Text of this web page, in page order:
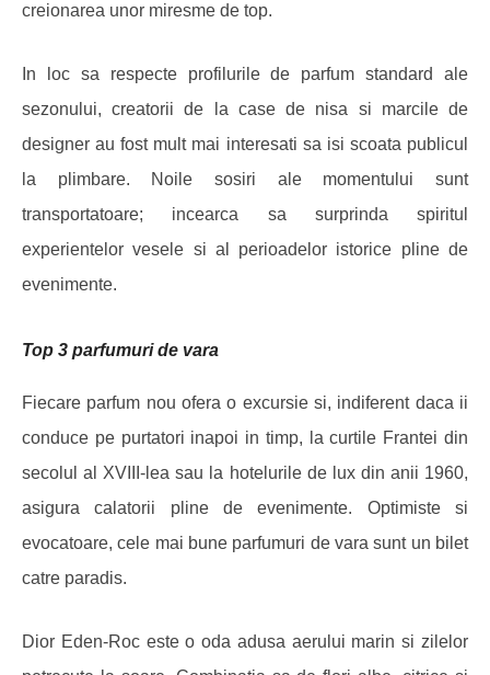
creionarea unor miresme de top.
In loc sa respecte profilurile de parfum standard ale
sezonului, creatorii de la case de nisa si marcile de
designer au fost mult mai interesati sa isi scoata publicul
la plimbare.
Noile sosiri ale momentului sunt
transportatoare; incearca sa surprinda spiritul
experientelor vesele si al perioadelor istorice pline de
evenimente.
Top 3 parfumuri de vara
Fiecare parfum nou ofera o excursie si, indiferent daca ii
conduce pe purtatori inapoi in timp, la curtile Frantei din
secolul al XVIII-lea sau la hotelurile de lux din anii 1960,
asigura calatorii pline de evenimente.
Optimiste si
evocatoare, cele mai bune parfumuri de vara sunt un bilet
catre paradis.
Dior Eden-Roc este o oda adusa aerului marin si zilelor